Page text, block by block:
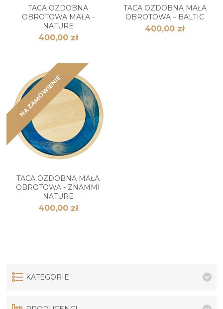
TACA OZDOBNA
OBROTOWA MAŁA -
NATURE
400,00 zł
TACA OZDOBNA MAŁA
OBROTOWA – BALTIC
400,00 zł
NA ZAMÓWIENIE
TACA OZDOBNA MAŁA
OBROTOWA - ZNAMMI
NATURE
400,00 zł
KATEGORIE